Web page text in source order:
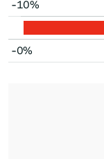
-10%
-0%